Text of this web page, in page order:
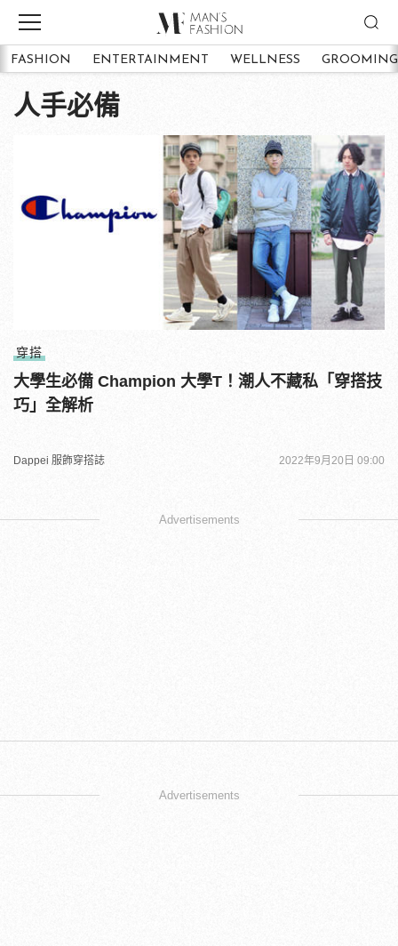
FASHION ENTERTAINMENT WELLNESS GROOMING
人手必備
穿搭
大學生必備 Champion 大學T！潮人不藏私「穿搭技
巧」全解析
Dappei 服飾穿搭誌 2022年9月20日 09:00
Advertisements
Advertisements